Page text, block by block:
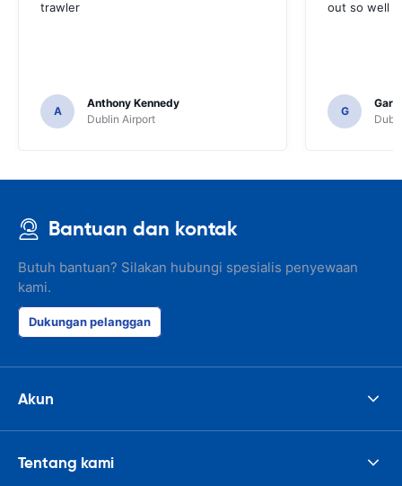
trawler
A
Anthony Kennedy
Dublin Airport
out so well
G
Gary
Bantuan dan kontak
Butuh bantuan? Silakan hubungi spesialis penyewaan
kami.
Dukungan pelanggan
Akun
Tentang kami